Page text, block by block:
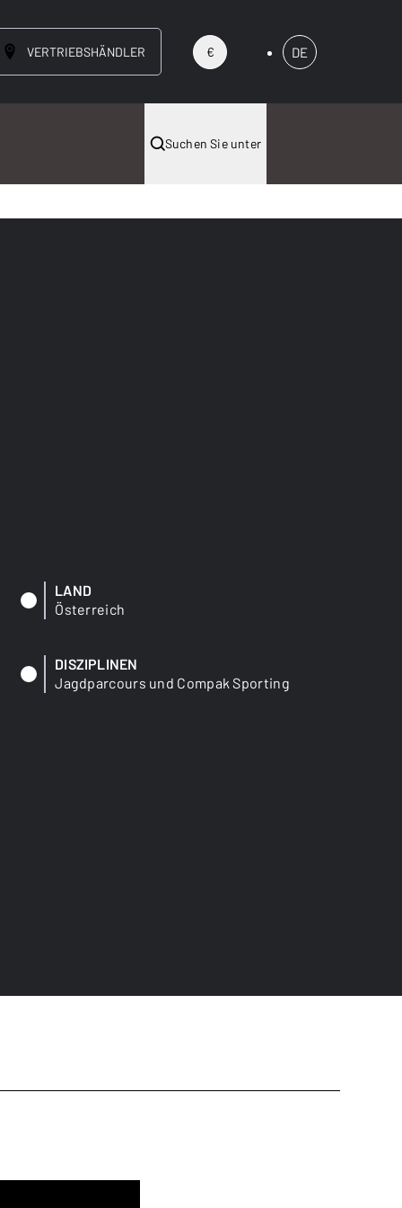
VERTRIEBSHÄNDLER € DE
Suchen Sie unter
LAND
Österreich
DISZIPLINEN
Jagdparcours und Compak Sporting